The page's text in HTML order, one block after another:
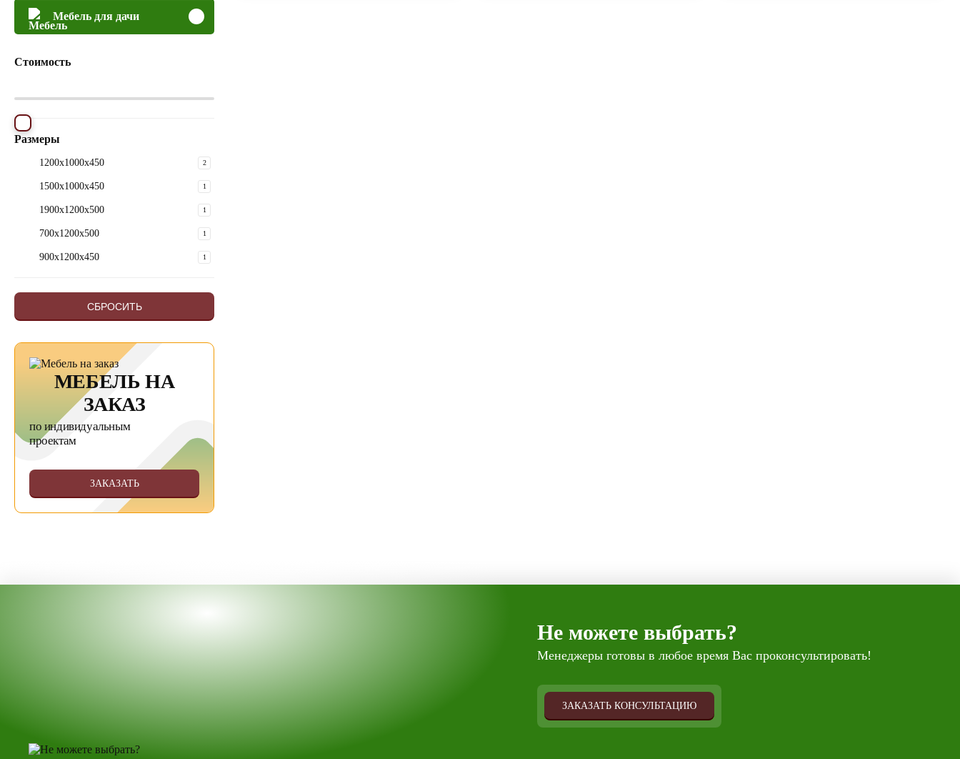
Мебель для дачи
Стоимость
Размеры
1200х1000х450 2
1500х1000х450 1
1900х1200х500 1
700х1200х500 1
900х1200х450 1
СБРОСИТЬ
МЕБЕЛЬ НА
ЗАКАЗ
по индивидуальным
проектам
ЗАКАЗАТЬ
Не можете выбрать?
Менеджеры готовы в любое время Вас проконсультировать!
ЗАКАЗАТЬ КОНСУЛЬТАЦИЮ